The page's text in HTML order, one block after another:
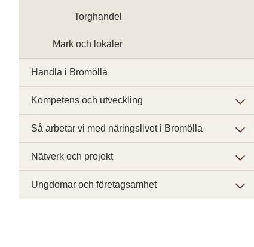
Torghandel
Mark och lokaler
Handla i Bromölla
Kompetens och utveckling
Så arbetar vi med näringslivet i Bromölla
Nätverk och projekt
Ungdomar och företagsamhet